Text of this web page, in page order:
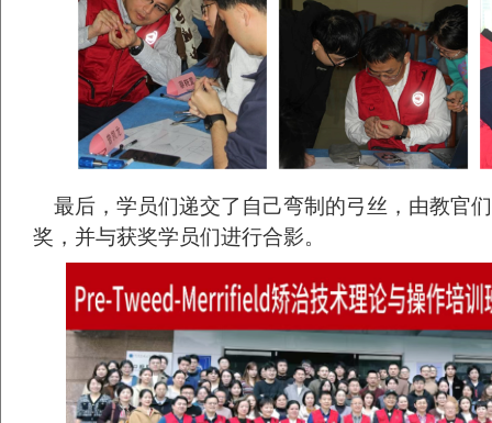
最后，学员们递交了自己弯制的弓丝，由教官
奖，并与获奖学员们进行合影。